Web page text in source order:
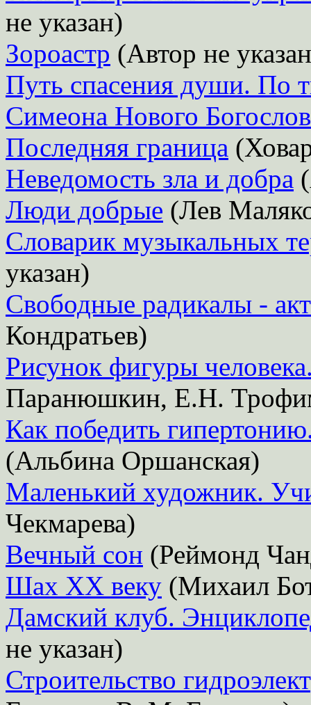
не указан)
Зороастр (Автор не
Путь спасения души. По
Симеона Нового
Последняя граница
Неведомость зла и добра
Люди добрые (Лев
Словарик музыкальных
указан)
Свободные радикалы -
Кондратьев)
Рисунок фигуры
Паранюшкин, Е.Н.
Как победить
(Альбина Оршанская)
Маленький художник.
Чекмарева)
Вечный сон (Реймонд
Шах ХХ веку (Михаил
Дамский клуб.
не указан)
Строительство